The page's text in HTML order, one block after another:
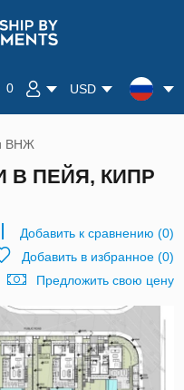
0 USD
ВНЖ
В ПЕЙЯ, КИПР
Добавить к сравнению (0)
Добавить в избранное(0)
Предложить свою цену